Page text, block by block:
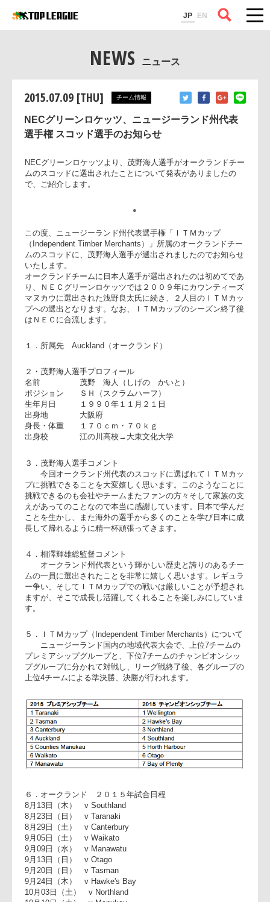
JP EN
コラム
NEWS ニュース
2015.07.09 [THU] チーム情報
NECグリーンロケッツ、ニュージーランド州代表
選手権 スコッド選手のお知らせ
NECグリーンロケッツより、茂野海人選手がオークランドチ
●
この度、ニュージーランド州代表選手権「ＩＴＭカップ
（Independent Timber Merchants）」所属のオークランドチー
ムのスコッドに、茂野海人選手が選出されましたのでお知ら
いたします。
オークランドチームに日本人選手が選出されたのは初めてで
り、ＮＥＣグリーンロケッツでは２００９年にカウンティー
プへの選出となります。なお、ＩＴＭカップのシーズン終了
１．所属先 Auckland（オークランド）
２・茂野海人選手プロフィール
名前 茂野 海人（しげの かいと）
ポジション ＳＨ（スクラムハーフ）
出身地 大阪府
身長・体重 １７０ｃｍ・７０ｋｇ
出身校 江の川高校→大東文化大学
３．茂野海人選手コメント
今回オークランド州代表のスコッドに選ばれてＩＴＭカ
挑戦できるのも会社やチームまたファンの方々そして家族の
えがあってのことなので本当に感謝しています。日本で学ん
ことを生かし、また海外の選手から多くのことを学び日本に
長して帰れるように精一杯頑張ってきます。
４．相澤輝雄総監督コメント
ムの一員に選出されたことを非常に嬉しく思います。レギュ
ー争い、そしてＩＴＭカップでの戦いは厳しいことが予想さ
ますが、そこで成長し活躍してくれることを楽しみにしてい
す。
５．ＩＴＭカップ（Independent Timber Merchants）について
ニュージーランド国内の地域代表大会で、上位7チームの
プレミアシップグループと、下位7チームのチャンピオンシッ
プグループに分かれて対戦し、リーグ戦終了後、各グループ
上位4チームによる準決勝、決勝が行われます。
６．オークランド ２０１５年試合日程
8月13日（木） v Southland